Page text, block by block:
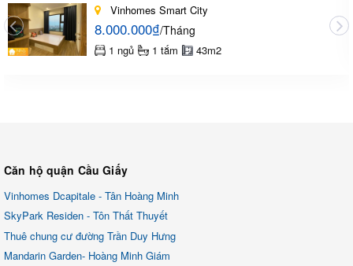
Vinhomes Smart City
8.000.000₫/Tháng
1 ngủ 1 tắm 43m2
Căn hộ quận Cầu Giấy
Vinhomes Dcapitale - Tân Hoàng Minh
SkyPark Residen - Tôn Thất Thuyết
Thuê chung cư đường Trần Duy Hưng
Mandarin Garden- Hoàng Minh Giám